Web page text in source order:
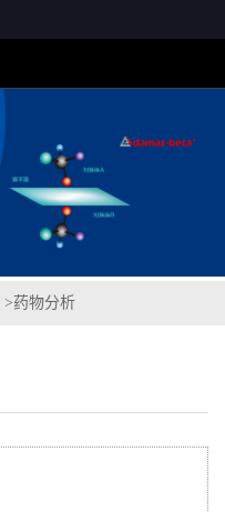
>药物分析